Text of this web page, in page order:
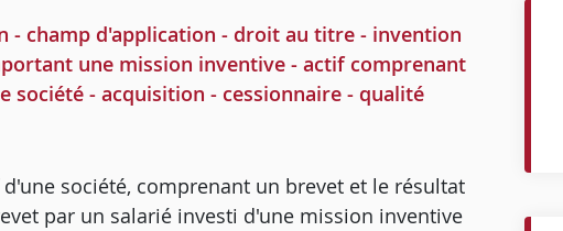
- champ d'application - droit au titre - invention
une mission inventive - actif comprenant
société - acquisition - cessionnaire - qualité
société, comprenant un brevet et le résultat
par un salarié investi d'une mission inventive